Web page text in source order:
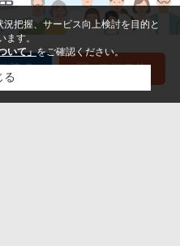
把握、サービス向上検討を目的と
す。
いて」をご確認ください。
る